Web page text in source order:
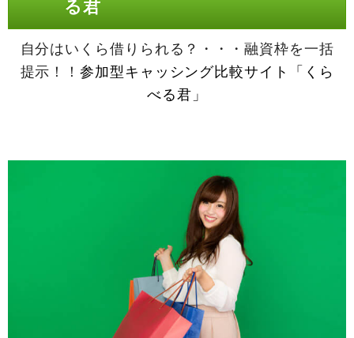
る君
自分はいくら借りられる？・・・融資枠を一括
提示！！参加型キャッシング比較サイト「くら
べる君」